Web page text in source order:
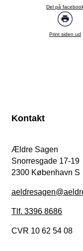
Del på
Print siden ud
Kontakt
Ældre Sagen
Snorresgade 17-19
2300 København S
Tlf. 3396 8686
CVR 10 62 54 08